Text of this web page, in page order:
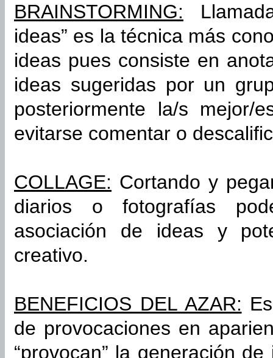
BRAINSTORMING:
ideas” es la técnica más
ideas pues consiste en
ideas sugeridas por un
posteriormente la/s mejor/
evitarse comentar o
COLLAGE: Cortando y
diarios o fotografías
asociación de ideas y
creativo.
BENEFICIOS DEL AZAR:
de provocaciones en
“provocan” la generación